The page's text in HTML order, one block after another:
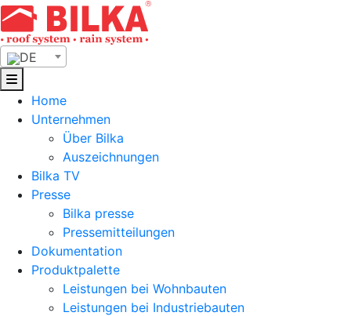
Skip
to
content
DE
Home
Unternehmen
Über Bilka
Auszeichnungen
Bilka TV
Presse
Bilka presse
Pressemitteilungen
Dokumentation
Produktpalette
Leistungen bei Wohnbauten
Leistungen bei Industriebauten